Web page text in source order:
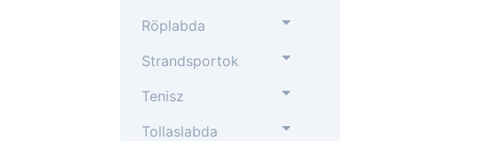
Röplabda
Strandsportok
Tenisz
Tollaslabda